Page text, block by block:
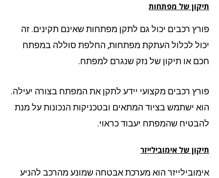
של מפתחות
רכבים יכול גם לתקן מפתחות שאינם תקינים. זה
לכלול העתקת מפתחות, החלפת סוללה במפתח
או תיקון של נזק שנגרם למפתח.
רכבים מקצועי יידע לתקן את המפתח בצורה יעילה.
ישתמש בציוד המתאים ובטכניקות הנכונות על מנת
שהמפתח יעבוד כראוי.
של אימובילייזר
הוא מערכת אבטחה שמונע מהרכב להניע